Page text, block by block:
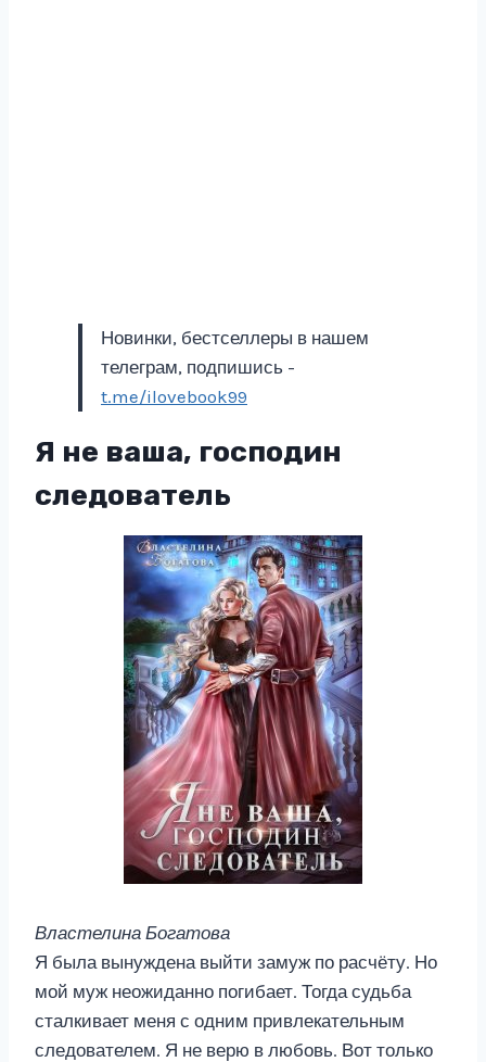
Новинки, бестселлеры в нашем
телеграм, подпишись -
t.me/ilovebook99
Я не ваша, господин
следователь
Властелина Богатова
Я была вынуждена выйти замуж по расчёту. Но
мой муж неожиданно погибает. Тогда судьба
сталкивает меня с одним привлекательным
следователем. Я не верю в любовь. Вот только